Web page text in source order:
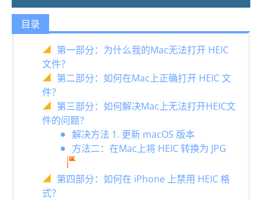
目录
第一部分：为什么我的Mac无法打开 HEIC
文件？
第二部分：如何在Mac上正确打开 HEIC 文
件？
第三部分：如何解决Mac上无法打开HEIC文
件的问题？
解决方法 1. 更新 macOS 版本
方法二：在Mac上将 HEIC 转换为 JPG
第四部分：如何在 iPhone 上禁用 HEIC 格
式？